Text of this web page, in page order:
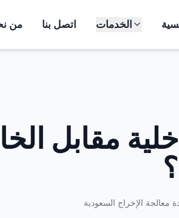
من اتصل بنا الخدمات
مقابل